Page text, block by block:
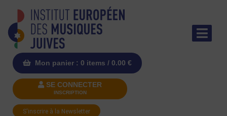
Mon panier : 0 items / 0.00 €
SE CONNECTER
INSCRIPTION
S'inscrire à la Newsletter